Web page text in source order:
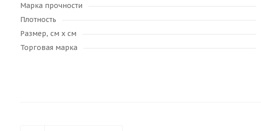
Марка прочности
Плотность
Размер, см х см
Торговая марка